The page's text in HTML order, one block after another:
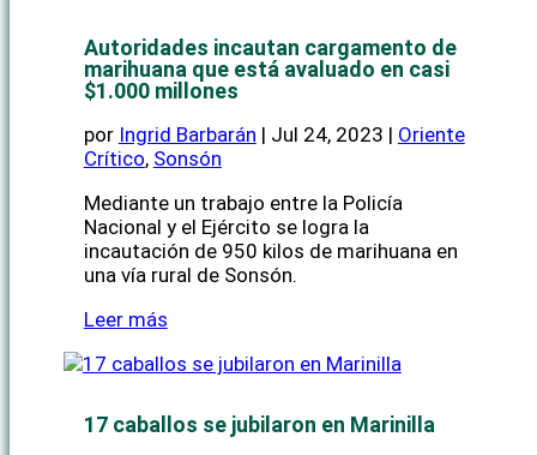
Autoridades incautan cargamento de
marihuana que está avaluado en casi
$1.000 millones
por Ingrid Barbarán | Jul 24, 2023 | Oriente
Crítico, Sonsón
Mediante un trabajo entre la Policía
Nacional y el Ejército se logra la
incautación de 950 kilos de marihuana en
una vía rural de Sonsón.
Leer más
17 caballos se jubilaron en Marinilla